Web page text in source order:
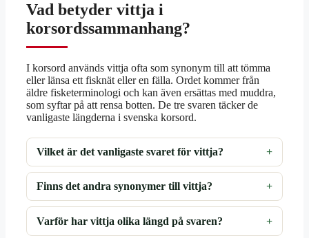
Vad betyder vittja i
korsordssammanhang?
I korsord används vittja ofta som synonym till att tömma
eller länsa ett fisknät eller en fälla. Ordet kommer från
äldre fisketerminologi och kan även ersättas med muddra,
som syftar på att rensa botten. De tre svaren täcker de
vanligaste längderna i svenska korsord.
Vilket är det vanligaste svaret för vittja?
Finns det andra synonymer till vittja?
Varför har vittja olika längd på svaren?